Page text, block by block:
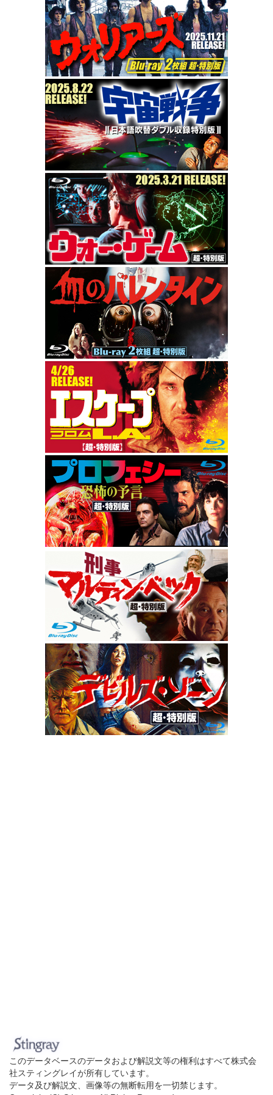
このデータベースのデータおよび解説文等の権利はすべて株式会
社スティングレイが所有しています。
データ及び解説文、画像等の無断転用を一切禁じます。